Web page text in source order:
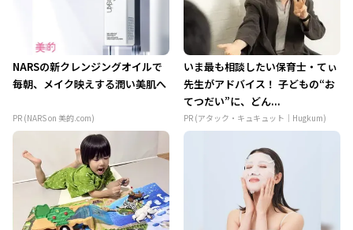
NARSの新クレンジングオイルで
毎朝、メイク映えする潤い美肌へ
PR (NARS on 美的.com)
いま最も相談したい保育士・てぃ
先生がアドバイス！ 子どもの“お
てつだい”に、どん...
PR (アタック・キュキュット｜Hugkum)